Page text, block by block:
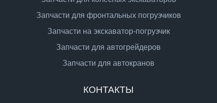
Запчасти для фронтальных погрузчиков
Запчасти на экскаватор-погрузчик
Запчасти для автогрейдеров
Запчасти для автокранов
КОНТАКТЫ